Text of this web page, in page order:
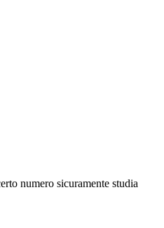
numero sicuramente studia